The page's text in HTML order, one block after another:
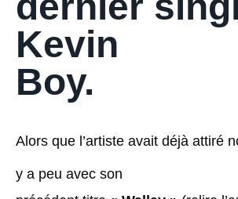
Kevin
Boy.
Alors que l’artiste avait déjà attiré
y a peu avec son